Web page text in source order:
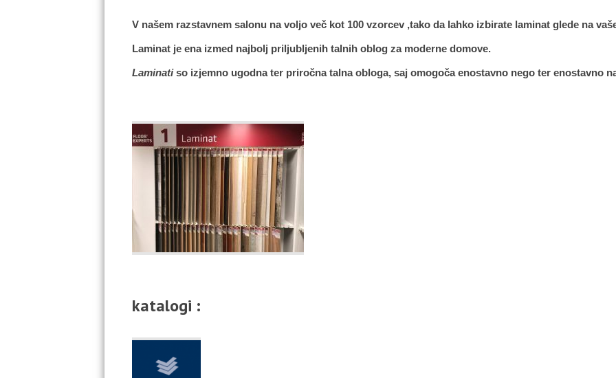
V našem razstavnem salonu na voljo več kot 100 vzorcev ,tako da lahko izbirate laminat glede na
Laminat je ena izmed najbolj priljubljenih talnih oblog za moderne domove.
Laminatiso izjemno ugodna ter priročna talna obloga, saj omogoča enostavno nego ter enostavno
katalogi :